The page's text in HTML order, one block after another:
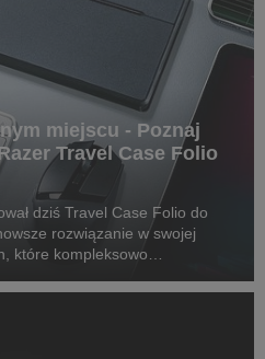
miejscu - Poznaj
Travel Case Folio
dziś Travel Case Folio do
rozwiązanie w swojej
które kompleksowo
a także bez problemu ...